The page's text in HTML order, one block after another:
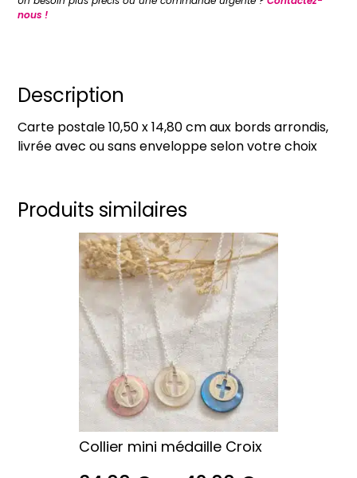
Cl'1
moi
tous
qui
le
nous !
Description
Carte postale 10,50 x 14,80 cm aux bords arrondis,
livrée avec ou sans enveloppe selon votre choix
Produits similaires
Collier mini médaille Croix
Ce
produit
a
plusieurs
variations.
Les
options
peuvent
être
choisies
sur
la
page